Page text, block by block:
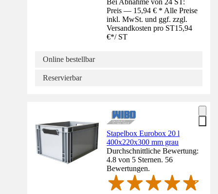
Preis — 15,94 € * Alle Preise
inkl. MwSt. und ggf. zzgl.
Versandkosten pro ST15,94
€*/ ST
Online bestellbar
Reservierbar
Stapelbox Eurobox 20 l
400x220x300 mm grau
Durchschnittliche Bewertung:
4.8 von 5 Sternen. 56
Bewertungen.